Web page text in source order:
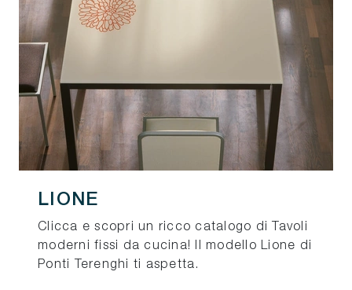
LIONE
Clicca e scopri un ricco catalogo di Tavoli
moderni fissi da cucina! Il modello Lione di
Ponti Terenghi ti aspetta.